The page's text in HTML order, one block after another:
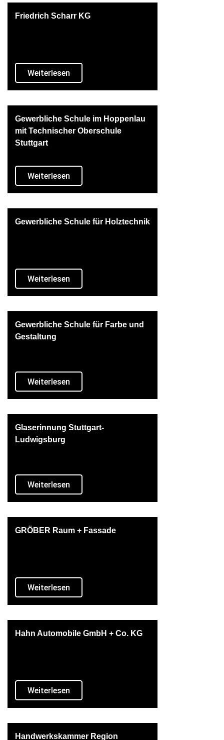
Friedrich Scharr KG
Weiterlesen
Gewerbliche Schule im Hoppenlau
mit Technischer Oberschule
Stuttgart
Weiterlesen
Gewerbliche Schule für Holztechnik
Weiterlesen
Gewerbliche Schule für Farbe und
Gestaltung
Weiterlesen
Glaserinnung Stuttgart-
Ludwigsburg
Weiterlesen
GRÖBER Raum + Fassade
Weiterlesen
Hahn Automobile GmbH + Co. KG
Weiterlesen
Handwerkskammer Region